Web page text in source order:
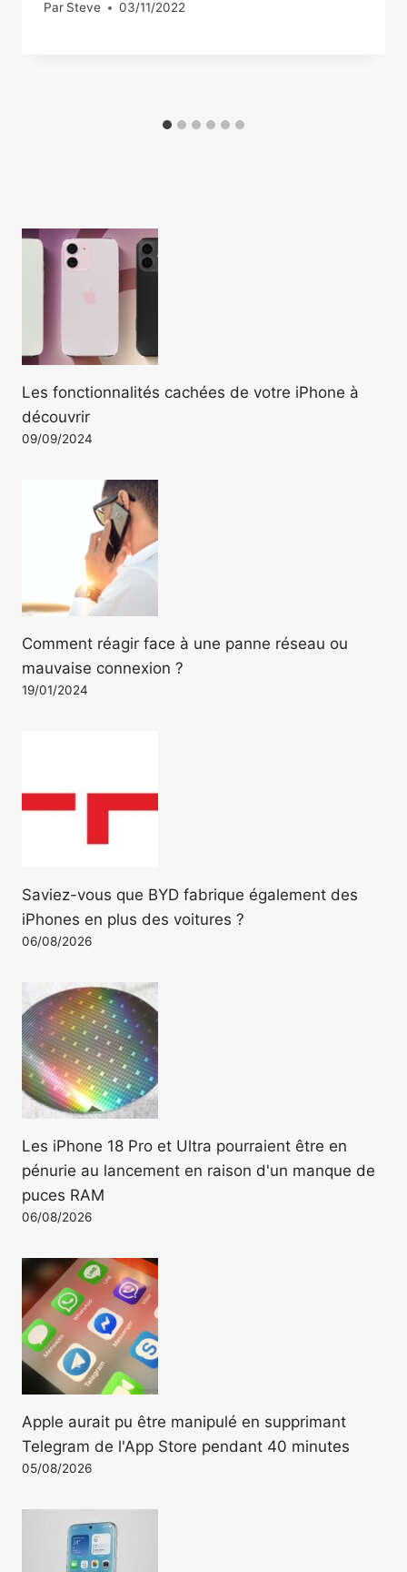
Par Steve 03/11/2022
Les fonctionnalités cachées de votre iPhone à
découvrir
09/09/2024
Comment réagir face à une panne réseau ou
mauvaise connexion ?
19/01/2024
Saviez-vous que BYD fabrique également des
iPhones en plus des voitures ?
06/08/2026
Les iPhone 18 Pro et Ultra pourraient être en
pénurie au lancement en raison d'un manque de
puces RAM
06/08/2026
Apple aurait pu être manipulé en supprimant
Telegram de l'App Store pendant 40 minutes
05/08/2026